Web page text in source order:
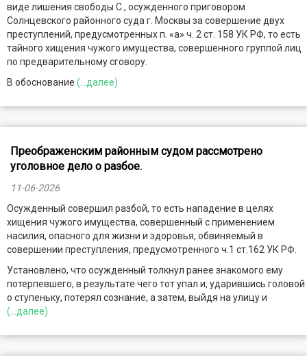
виде лишения свободы С., осужденного приговором
Солнцевского районного суда г. Москвы за совершение двух
преступлений, предусмотренных п. «а» ч. 2 ст. 158 УК РФ, то есть
тайного хищения чужого имущества, совершенного группой лиц
по предварительному сговору.
В обоснование (...далее)
Преображенским районным судом рассмотрено
уголовное дело о разбое.
11-06-2026
Осужденный совершил разбой, то есть нападение в целях
хищения чужого имущества, совершенный с применением
насилия, опасного для жизни и здоровья, обвиняемый в
совершении преступления, предусмотренного ч.1 ст.162 УК РФ.
Установлено, что осужденный толкнул ранее знакомого ему
потерпевшего, в результате чего тот упал и, ударившись головой
о ступеньку, потерял сознание, а затем, выйдя на улицу и
(...далее)